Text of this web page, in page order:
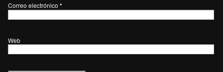
Correo electrónico *
Web